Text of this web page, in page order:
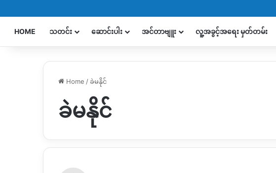
HOME သတင်း ဆောင်းပါး အင်တာဗျူး လူ့အခွင့်အရေး မှတ်တမ်း
Home /ခဲမနိုင်
ခဲမနိုင်